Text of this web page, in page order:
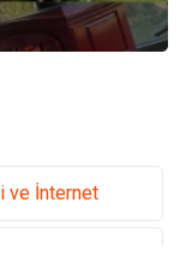
ve İnternet